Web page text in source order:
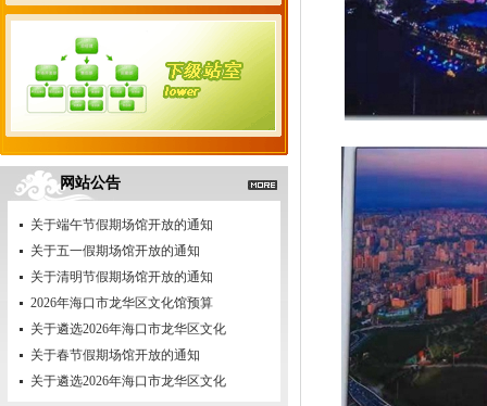
网站公告
关于端午节假期场馆开放的通知
关于五一假期场馆开放的通知
关于清明节假期场馆开放的通知
2026年海口市龙华区文化馆预算
关于遴选2026年海口市龙华区文化
关于春节假期场馆开放的通知
关于遴选2026年海口市龙华区文化